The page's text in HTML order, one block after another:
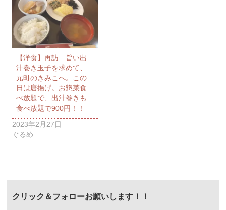
【洋食】再訪 旨い出
汁巻き玉子を求めて、
元町のきみこへ。この
日は唐揚げ。お惣菜食
べ放題で、出汁巻きも
食べ放題で900円！！
2023年2月27日
ぐるめ
クリック＆フォローお願いします！！